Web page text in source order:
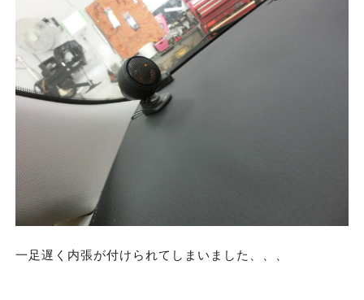
一足遅く内張が付けられてしまいました、、、